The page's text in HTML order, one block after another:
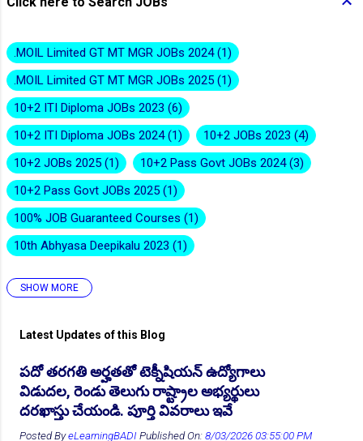
👆Online Applications Ends on 10-August-2026
👆Online Applications Ends on 10-August-2026
👆Online Applications Ends on 12-August-2026
.MOIL Limited GT MT MGR JOBs 2024 1
.MOIL Limited GT MT MGR JOBs 2025 1
10+2 ITI Diploma JOBs 2023 6
10+2 ITI Diploma JOBs 2024 1 10+2 JOBs 2023 4
10+2 JOBs 2025 1 10+2 Pass Govt JOBs 2024 3
10+2 Pass Govt JOBs 2025 1
100% JOB Guaranteed Courses 1
10th Abhyasa Deepikalu 2023 1
10th Abhyasa Deepikalu 2026-27
10th Inter Degree Jobs 2025 2
10th Inter Degree Jobs 22 6
10th ITI Pass Govt JOB 2025 2
SHOW MORE
Latest Updates of this Blog
పదో తరగతి అర్హతతో టెక్నీషియన్ ఉద్యోగాలు
విడుదల, రెండు తెలుగు రాష్ట్రాల అభ్యర్థులు
దరఖాస్తు చేయండి. పూర్తి వివరాలు ఇవే
Posted ByeLearningBADI Published On:8/03/2026 03:55:00 PM